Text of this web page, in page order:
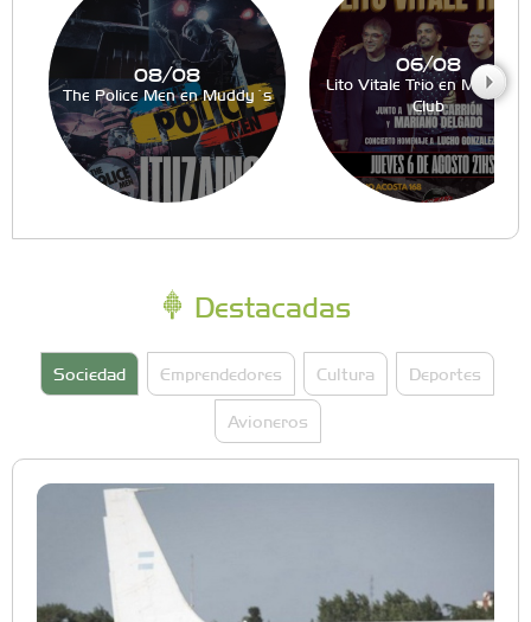
08/08
The Police Men en Muddy´s
06/08
Lito Vitale Trio en Muddy´s
Club
Destacadas
Sociedad Emprendedores Cultura Deportes
Avioneros